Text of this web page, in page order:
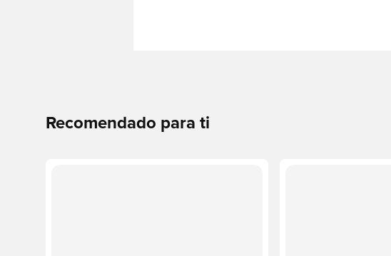
Recomendado para ti